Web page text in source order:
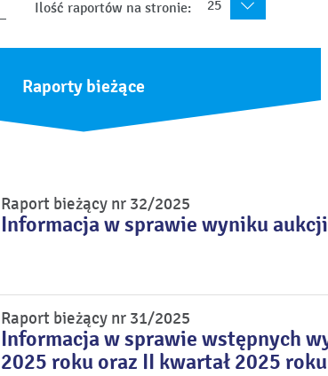
Ilość raportów na stronie: 25
Raporty bieżące
Raport bieżący nr 32/2025
Informacja w sprawie wyniku
Raport bieżący nr 31/2025
Informacja w sprawie wstępnych
2025 roku oraz II kwartał 2025 roku